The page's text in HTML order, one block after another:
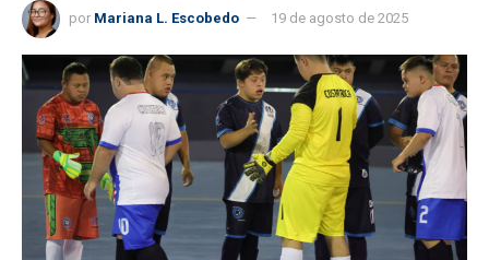
por Mariana L. Escobedo 19 de agosto de 2025